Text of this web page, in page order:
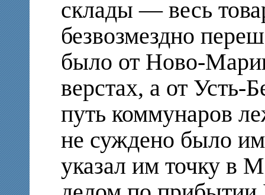
склады — весь
безвозмездно
было от Ново-
верстах, а от Усть-
путь коммунаров
не суждено было
указал им точку в